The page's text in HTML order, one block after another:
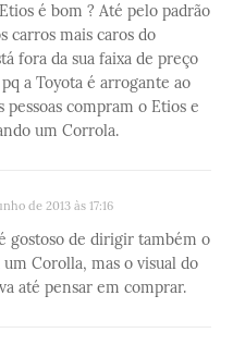
é bom ? Até pelo padrão
carros mais caros do
fora da sua faixa de preço
a Toyota é arrogante ao
pessoas compram o Etios e
um Corrola.
de 2013 às 17:16
gostoso de dirigir também o
Corolla, mas o visual do
até pensar em comprar.